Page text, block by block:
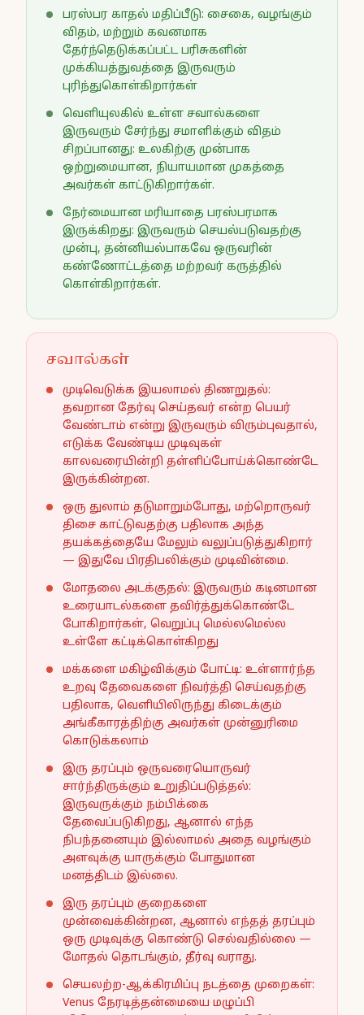
பரஸ்பர காதல் மதிப்பீடு: சைகை, வழங்கும்
விதம், மற்றும் கவனமாக
தேர்ந்தெடுக்கப்பட்ட பரிசுகளின்
முக்கியத்துவத்தை இருவரும்
புரிந்துகொள்கிறார்கள்
வெளியுலகில் உள்ள சவால்களை
இருவரும் சேர்ந்து சமாளிக்கும் விதம்
சிறப்பானது: உலகிற்கு முன்பாக
ஒற்றுமையான, நியாயமான முகத்தை
அவர்கள் காட்டுகிறார்கள்.
நேர்மையான மரியாதை பரஸ்பரமாக
இருக்கிறது: இருவரும் செயல்படுவதற்கு
முன்பு, தன்னியல்பாகவே ஒருவரின்
கண்ணோட்டத்தை மற்றவர் கருத்தில்
கொள்கிறார்கள்.
சவால்கள்
முடிவெடுக்க இயலாமல் திணறுதல்:
தவறான தேர்வு செய்தவர் என்ற பெயர்
வேண்டாம் என்று இருவரும் விரும்புவதால்,
எடுக்க வேண்டிய முடிவுகள்
காலவரையின்றி தள்ளிப்போய்க்கொண்டே
இருக்கின்றன.
ஒரு துலாம் தடுமாறும்போது, மற்றொருவர்
திசை காட்டுவதற்கு பதிலாக அந்த
தயக்கத்தையே மேலும் வலுப்படுத்துகிறார்
— இதுவே பிரதிபலிக்கும் முடிவின்மை.
மோதலை அடக்குதல்: இருவரும் கடினமான
உரையாடல்களை தவிர்த்துக்கொண்டே
போகிறார்கள், வெறுப்பு மெல்லமெல்ல
உள்ளே கட்டிக்கொள்கிறது
மக்களை மகிழ்விக்கும் போட்டி: உள்ளார்ந்த
உறவு தேவைகளை நிவர்த்தி செய்வதற்கு
பதிலாக, வெளியிலிருந்து கிடைக்கும்
அங்கீகாரத்திற்கு அவர்கள் முன்னுரிமை
கொடுக்கலாம்
இரு தரப்பும் ஒருவரையொருவர்
சார்ந்திருக்கும் உறுதிப்படுத்தல்:
இருவருக்கும் நம்பிக்கை
தேவைப்படுகிறது, ஆனால் எந்த
நிபந்தனையும் இல்லாமல் அதை வழங்கும்
அளவுக்கு யாருக்கும் போதுமான
மனத்திடம் இல்லை.
இரு தரப்பும் குறைகளை
முன்வைக்கின்றன, ஆனால் எந்தத் தரப்பும்
ஒரு முடிவுக்கு கொண்டு செல்வதில்லை —
மோதல் தொடங்கும், தீர்வு வராது.
செயலற்ற-ஆக்கிரமிப்பு நடத்தை முறைகள்:
Venus நேரடித்தன்மையை மழுப்பி